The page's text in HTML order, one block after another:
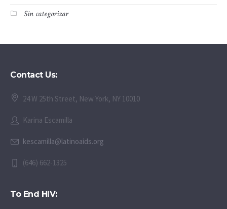
Sin categorizar
Contact Us:
24 W 25th Street, New York, NY 10010
Karina Escamilla
kescamilla@latinoaids.org
(646) 662-1325
To End HIV: